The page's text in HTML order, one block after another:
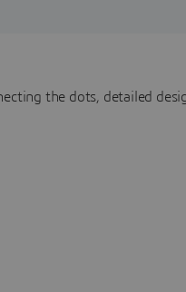
the dots, detailed